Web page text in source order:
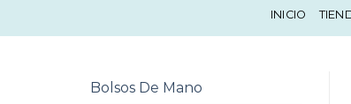
INICIO
Bolsos De Mano